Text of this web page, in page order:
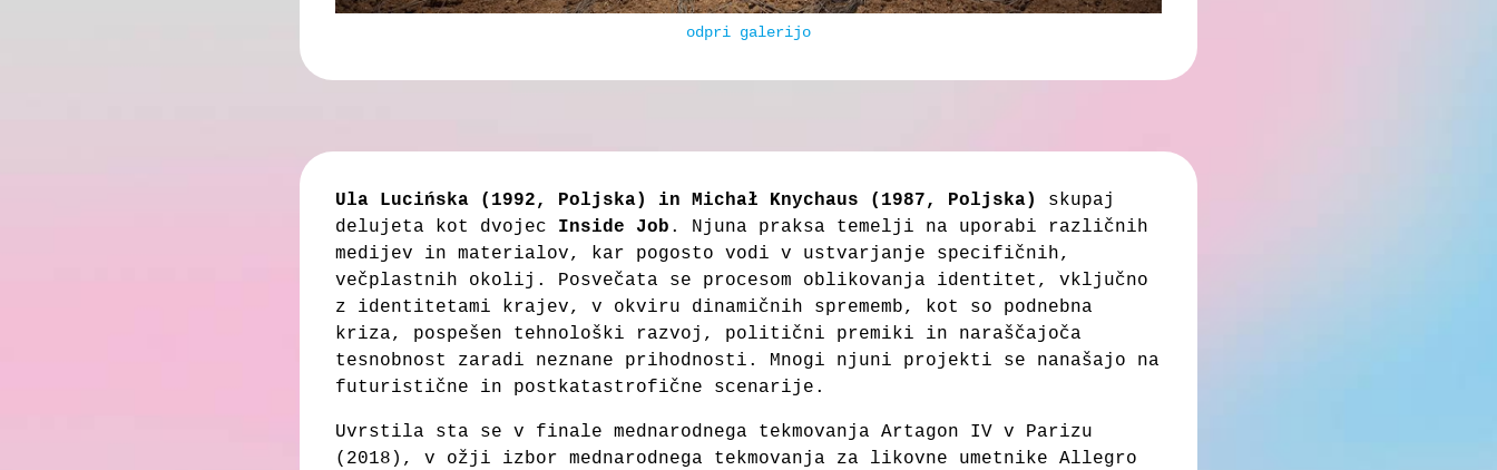
odpri galerijo
Ula Lucińska (1992, Poljska) in Michał Knychaus (1987, Poljska)
skupaj
delujeta kot dvojec Inside Job . Njuna praksa temelji na uporabi različnih
medijev in materialov, kar pogosto vodi v ustvarjanje specifičnih,
večplastnih okolij. Posvečata se procesom oblikovanja identitet, vključno
z identitetami krajev, v okviru dinamičnih sprememb, kot so podnebna
kriza, pospešen tehnološki razvoj, politični premiki in naraščajoča
tesnobnost zaradi neznane prihodnosti. Mnogi njuni projekti se nanašajo na
futuristične in postkatastrofične scenarije.
Uvrstila sta se v finale mednarodnega tekmovanja Artagon IV v Parizu
(2018), v ožji izbor mednarodnega tekmovanja za likovne umetnike Allegro